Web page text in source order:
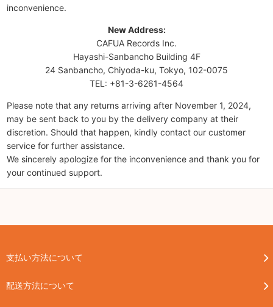
inconvenience.
New Address:
CAFUA Records Inc.
Hayashi-Sanbancho Building 4F
24 Sanbancho, Chiyoda-ku, Tokyo, 102-0075
TEL: +81-3-6261-4564
Please note that any returns arriving after November 1, 2024,
may be sent back to you by the delivery company at their
discretion. Should that happen, kindly contact our customer
service for further assistance.
We sincerely apologize for the inconvenience and thank you for
your continued support.
支払い方法について
配送方法について